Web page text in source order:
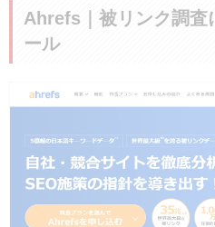
Ahrefs｜被リンク調査
ール